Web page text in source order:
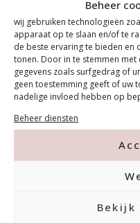
Beheer
wij gebruiken technologieën
apparaat op te slaan en/of te
de beste ervaring te bieden en
tonen. Door in te stemmen met
gegevens zoals surfgedrag of
geen toestemming geeft of uw
nadelige invloed hebben op
Beheer diensten
Bekijk
Contact
Tanthofdreef 7 2623
info@mfacademy.nl